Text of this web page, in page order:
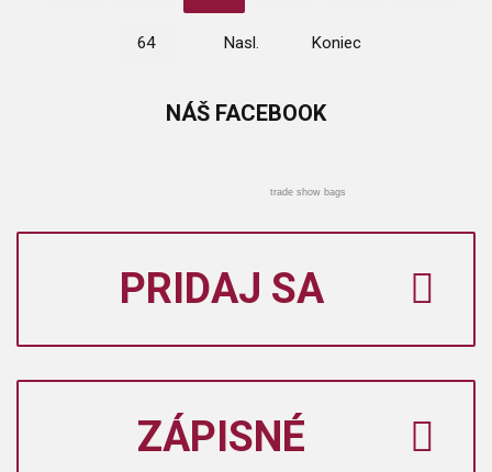
64 Nasl. Koniec
NÁŠ FACEBOOK
trade show bags
PRIDAJ SA
ZÁPISNÉ